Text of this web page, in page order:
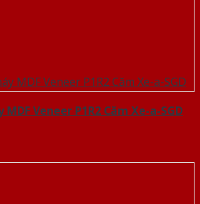
MDF Veneer P1R2 Căm Xe-a-SGD